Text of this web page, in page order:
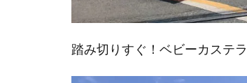
踏み切りすぐ！ベビーカステ